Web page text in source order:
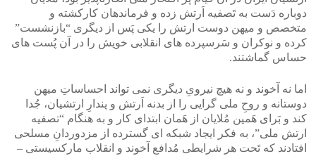
دوباره دَست به تَصفیه اَرتش زده و فرماندهان کارکشته و
متخصص و میهن دوست ارتش را یکی پَس از دیگری “بازنشست”
کرده و نوکران و سَرسپرده های انقلابی خویش را در آن پُست های
حساس گماشتند.
اما نه آخوند و نه هیچ نیرویِ دیگری نمی تواند احساساتِ میهن
دوستانه و روحِ ملی گرایی را از بدنه اَرتش و پندارِ ارتشیان، جُدا
کند و بَرای هَمین مُلایان از هَمان ابتدای کار و به هنگام “تصفیه
ارتش ملی”، به فکر ایجاد شبکه ای گسترده از مزدوردانِ مسلحی
افتادند که تَحت هر شرایطی مُدافع آخوند و انقلاب مارکسیستی –